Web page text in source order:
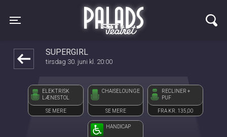
Toggle navigation
Palads Teatret
SUPERGIRL
tirsdag 30. juni kl. 20:00
ELEKTRISK
LÆNESTOL
SE MERE
CHAISELOUNGE
SE MERE
RECLINER +
PUF
FRA KR. 135,00
HANDICAP
front05-temp 072555